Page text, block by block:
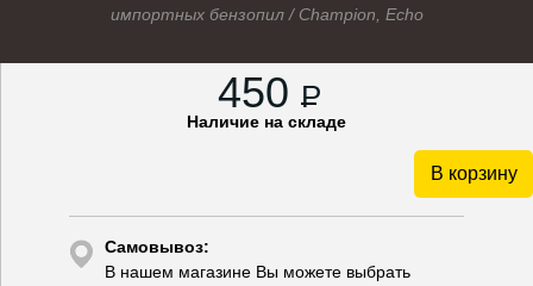
импортных бензопил/ Champion, Echo
450 P
Наличие на складе
В корзину
Самовывоз:
В нашем магазине Вы можете выбрать